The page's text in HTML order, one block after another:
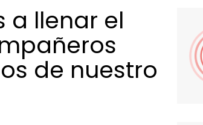
a llenar el
de nuestro